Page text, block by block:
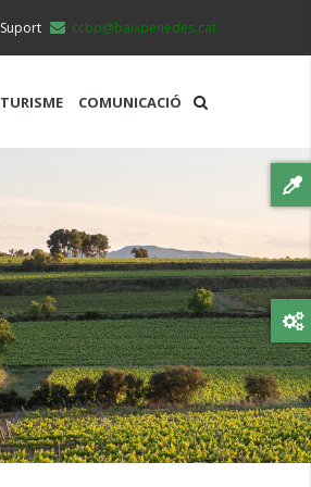
ccbp@baixpenedes.cat
Suport
TURISME COMUNICACIÓ